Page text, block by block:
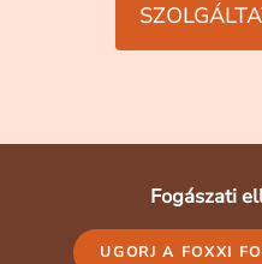
Fogászati
UGORJ A FOXXI